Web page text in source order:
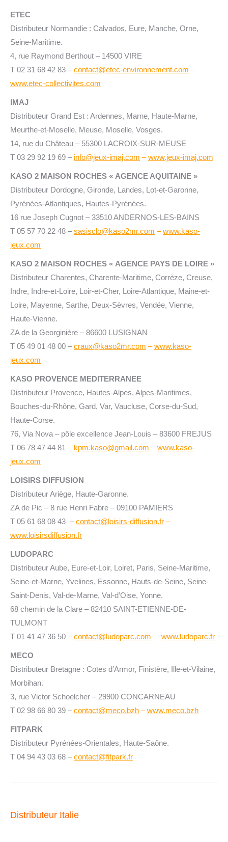
ETEC
Distributeur Normandie : Calvados, Eure, Manche, Orne,
Seine-Maritime.
4, rue Raymond Berthout – 14500 VIRE
T 02 31 68 42 83 –contact@etec-environnement.com –
www.etec-collectivites.com
IMAJ
Distributeur Grand Est : Ardennes, Marne, Haute-Marne,
Meurthe-et-Moselle, Meuse, Moselle, Vosges.
14, rue du Château – 55300 LACROIX-SUR-MEUSE
T 03 29 92 19 69 – info@jeux-imaj.com –www.jeux-imaj.com
KASO 2 MAISON ROCHES « AGENCE AQUITAINE »
Distributeur Dordogne, Gironde, Landes, Lot-et-Garonne,
Pyrénées-Atlantiques, Hautes-Pyrénées.
16 rue Joseph Cugnot – 33510 ANDERNOS-LES-BAINS
T 05 57 70 22 48 – sasisclo@kaso2mr.com –www.kaso-
jeux.com
KASO 2 MAISON ROCHES « AGENCE PAYS DE LOIRE »
Distributeur Charentes, Charente-Maritime, Corrèze, Creuse,
Indre, Indre-et-Loire, Loir-et-Cher, Loire-Atlantique, Maine-et-
Loire, Mayenne, Sarthe, Deux-Sèvres, Vendée, Vienne,
Haute-Vienne.
ZA de la Georginière – 86600 LUSIGNAN
T 05 49 01 48 00 –craux@kaso2mr.com –www.kaso-
jeux.com
KASO PROVENCE MEDITERRANEE
Distributeur Provence, Hautes-Alpes, Alpes-Maritimes,
Bouches-du-Rhône, Gard, Var, Vaucluse, Corse-du-Sud,
Haute-Corse.
76, Via Nova – pôle excellence Jean-Louis – 83600 FREJUS
T 06 78 47 44 81 – kpm.kaso@gmail.com –www.kaso-
jeux.com
LOISIRS DIFFUSION
Distributeur Ariège, Haute-Garonne.
ZA de Pic – 8 rue Henri Fabre – 09100 PAMIERS
T 05 61 68 08 43 –contact@loisirs-diffusion.fr –
www.loisirsdiffusion.fr
LUDOPARC
Distributeur Aube, Eure-et-Loir, Loiret, Paris, Seine-Maritime,
Seine-et-Marne, Yvelines, Essonne, Hauts-de-Seine, Seine-
Saint-Denis, Val-de-Marne, Val-d’Oise, Yonne.
68 chemin de la Clare – 82410 SAINT-ETIENNE-DE-
TULMONT
T 01 41 47 36 50 –contact@ludoparc.com –www.ludoparc.fr
MECO
Distributeur Bretagne : Cotes d’Armor, Finistère, Ille-et-Vilaine,
Morbihan.
3, rue Victor Schoelcher – 29900 CONCARNEAU
T 02 98 66 80 39 – contact@meco.bzh –‍www.meco.bzh
FITPARK
Distributeur Pyrénées-Orientales, Haute-Saône.
T 04 94 43 03 68 – contact@fitpark.fr
Distributeur Italie